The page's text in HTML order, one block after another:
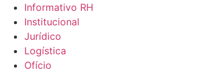
Informativo RH
Institucional
Jurídico
Logística
Ofício